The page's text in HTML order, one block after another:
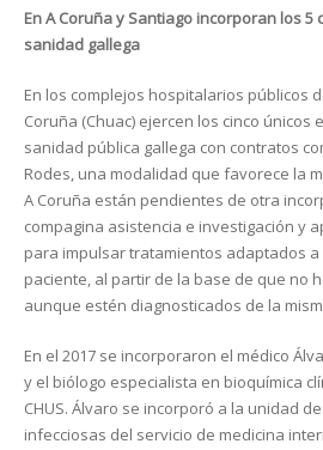
En A Coruña y Santiago incorporan los
sanidad gallega
En los complejos hospitalarios públicos
Coruña (Chuac) ejercen los cinco únicos
sanidad pública gallega con contratos
Rodes, una modalidad que favorece la
A Coruña están pendientes de otra
compagina asistencia e investigación y
para impulsar tratamientos adaptados
paciente, al partir de la base de que no
aunque estén diagnosticados de la
En el 2017 se incorporaron el médico
y el biólogo especialista en bioquímica
CHUS. Álvaro se incorporó a la unidad
infecciosas del servicio de medicina